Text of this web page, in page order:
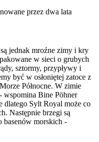
jednak mroźne zimy i kry
w sieci o grubych
sztormy, przypływy i
być w osłoniętej zatoce z
Północne. W zimie
wspomina Bine Pöhner
dlatego Sylt Royal może co
Następnie brzegi są
basenów morskich -